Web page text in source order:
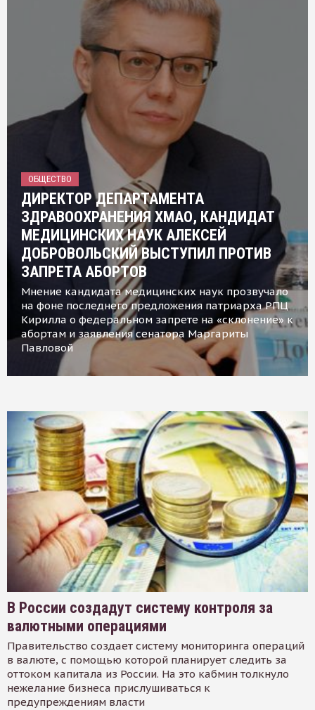
ОБЩЕСТВО
ДИРЕКТОР ДЕПАРТАМЕНТА
ЗДРАВООХРАНЕНИЯ ХМАО, КАНДИДАТ
МЕДИЦИНСКИХ НАУК АЛЕКСЕЙ
ДОБРОВОЛЬСКИЙ ВЫСТУПИЛ ПРОТИВ
ЗАПРЕТА АБОРТОВ
Мнение кандидата медицинских наук прозвучало
на фоне последнего предложения патриарха РПЦ
Кирилла о федеральном запрете на «склонение» к
абортам и заявления сенатора Маргариты
Павловой
В России создадут систему контроля за
валютными операциями
Правительство создает систему мониторинга операций
в валюте, с помощью которой планирует следить за
оттоком капитала из России. На это кабмин толкнуло
нежелание бизнеса прислушиваться к
предупреждениям власти